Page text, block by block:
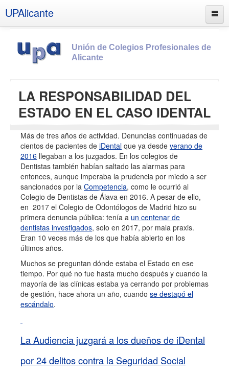
UPAlicante
Unión de Colegios Profesionales de
Alicante
Estatutos
Documentos
Boletines
UPSANA
PROA
Contacto
LA RESPONSABILIDAD DEL
ESTADO EN EL CASO IDENTAL
Más de tres años de actividad. Denuncias continuadas de
cientos de pacientes de iDental que ya desde verano de
2016 llegaban a los juzgados. En los colegios de
Dentistas también habían saltado las alarmas para
entonces, aunque imperaba la prudencia por miedo a ser
sancionados por la Competencia, como le ocurrió al
Colegio de Dentistas de Álava en 2016. A pesar de ello,
en 2017 el Colegio de Odontólogos de Madrid hizo su
primera denuncia pública: tenía a un centenar de
dentistas investigados, solo en 2017, por mala praxis.
Eran 10 veces más de los que había abierto en los
últimos años.
Muchos se preguntan dónde estaba el Estado en ese
tiempo. Por qué no fue hasta mucho después y cuando la
mayoría de las clínicas estaba ya cerrando por problemas
de gestión, hace ahora un año, cuando se destapó el
escándalo.
La Audiencia juzgará a los dueños de iDental
por 24 delitos contra la Seguridad Social